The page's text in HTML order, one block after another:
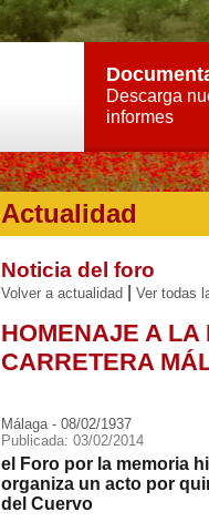
Descarga
informes
Actualidad
Noticia del foro
Volver a actualidad Ver todas
HOMENAJE A LA
CARRETERA
Málaga - 08/02/1937
Publicada: 03/02/2014
el Foro por la memoria
organiza un acto por
del Cuervo